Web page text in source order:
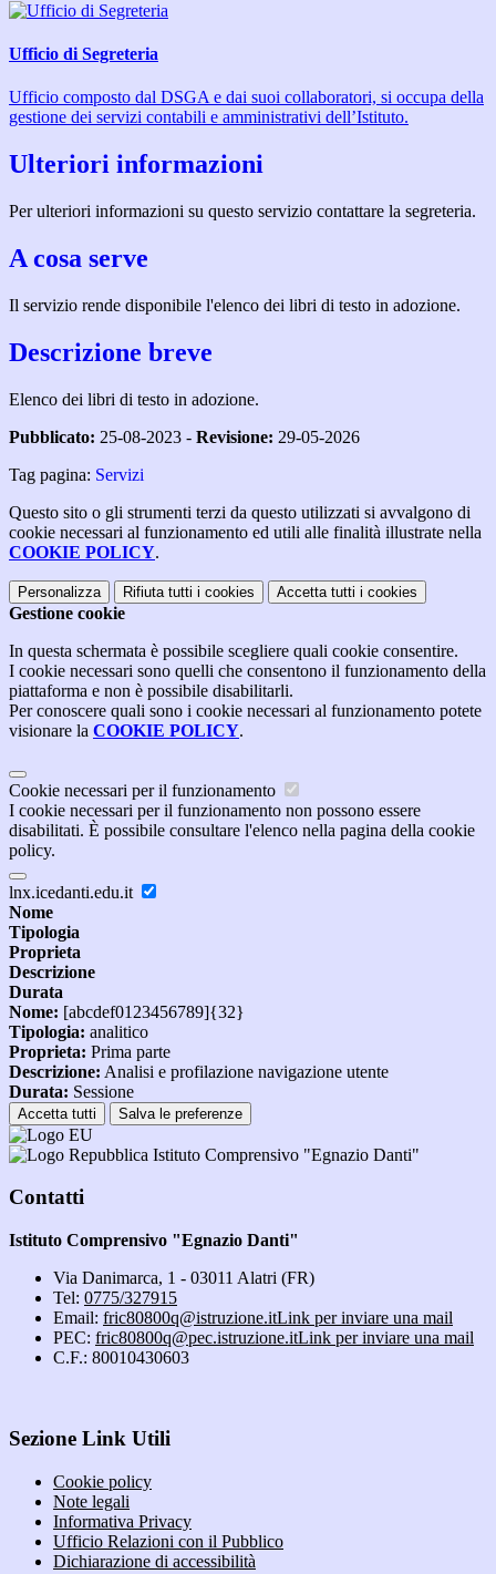
Ufficio di Segreteria
Ufficio composto dal DSGA e dai suoi collaboratori, si occupa della
gestione dei servizi contabili e amministrativi dell’Istituto.
Ulteriori informazioni
Per ulteriori informazioni su questo servizio contattare la segreteria.
A cosa serve
Il servizio rende disponibile l'elenco dei libri di testo in adozione.
Descrizione breve
Elenco dei libri di testo in adozione.
Pubblicato: 25-08-2023 - Revisione: 29-05-2026
Tag pagina: Servizi
Questo sito o gli strumenti terzi da questo utilizzati si avvalgono di
cookie necessari al funzionamento ed utili alle finalità illustrate nella
COOKIE POLICY.
Personalizza Rifiuta tutti i cookies Accetta tutti i cookies
Gestione cookie
In questa schermata è possibile scegliere quali cookie consentire.
I cookie necessari sono quelli che consentono il funzionamento della
piattaforma e non è possibile disabilitarli.
Per conoscere quali sono i cookie necessari al funzionamento potete
visionare la COOKIE POLICY.
Cookie necessari per il funzionamento
I cookie necessari per il funzionamento non possono essere
disabilitati. È possibile consultare l'elenco nella pagina della cookie
policy.
lnx.icedanti.edu.it
Nome
Tipologia
Proprieta
Descrizione
Durata
Nome: [abcdef0123456789]{32}
Tipologia: analitico
Proprieta: Prima parte
Descrizione: Analisi e profilazione navigazione utente
Durata: Sessione
Accetta tutti Salva le preferenze
Istituto Comprensivo "Egnazio Danti"
Contatti
Istituto Comprensivo "Egnazio Danti"
Via Danimarca, 1 - 03011 Alatri (FR)
Tel: 0775/327915
Email: fric80800q@istruzione.itLink per inviare una mail
PEC: fric80800q@pec.istruzione.itLink per inviare una mail
C.F.: 80010430603
Sezione Link Utili
Cookie policy
Note legali
Informativa Privacy
Ufficio Relazioni con il Pubblico
Dichiarazione di accessibilità